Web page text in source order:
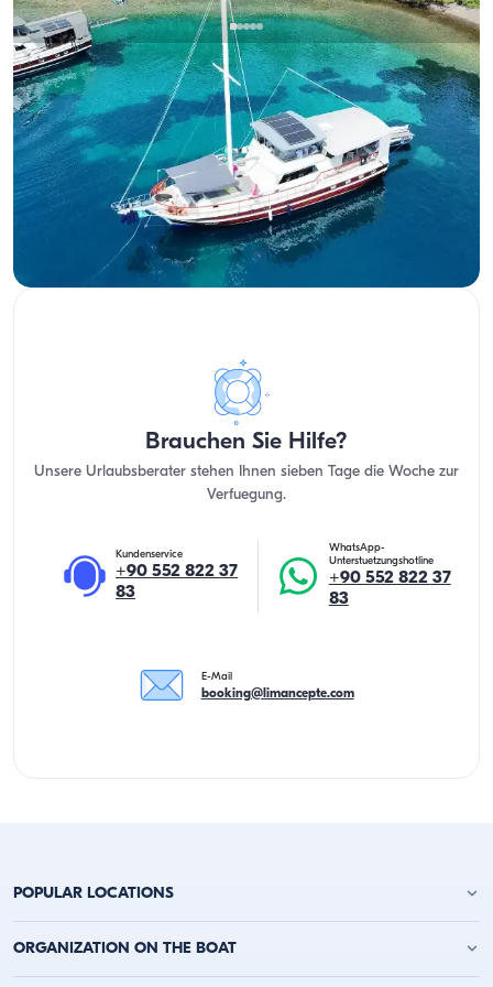
Bozburun, Diğer Neues Boot
Luxus 20 Meter Gulet Charter in Bozburun - Blue Kreuzfahrt
for 12 Gäste
Mit Kapitaen
Gulet
Segeln 12 Pers. · 5 Kabine · 20.00m
Verfügbarkeit & Preis ansehen
Brauchen Sie Hilfe?
Unsere Urlaubsberater stehen Ihnen sieben Tage die Woche zur
Verfuegung.
Kundenservice
+90 552 822 37
83
WhatsApp-
Unterstuetzungshotline
+90 552 822 37
83
E-Mail
booking@limancepte.com
POPULAR LOCATIONS
Yachtcharter Antalya
ORGANIZATION ON THE BOAT